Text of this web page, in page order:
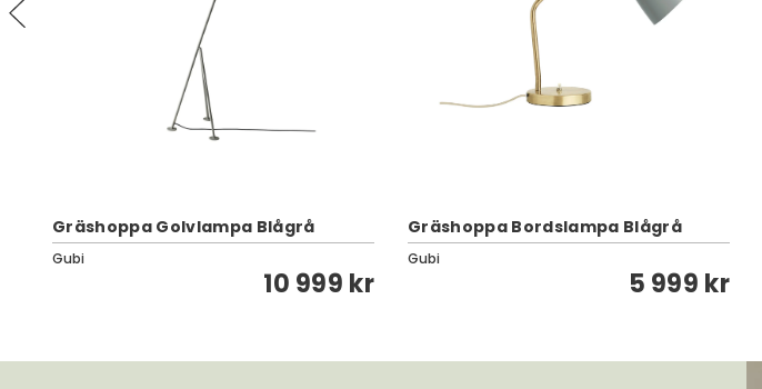
Gräshoppa Golvlampa Blågrå
Gubi
10 999 kr
Gräshoppa Bordslampa Blågrå
Gubi
5 999 kr